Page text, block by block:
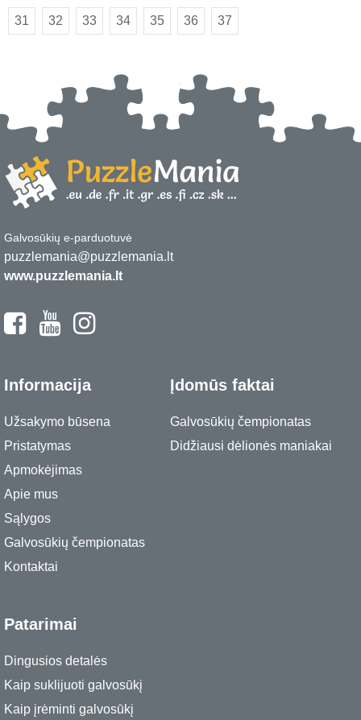
31 32 33 34 35 36 37
Galvosūkių e-parduotuvė
puzzlemania@puzzlemania.lt
www.puzzlemania.lt
Informacija
Užsakymo būsena
Pristatymas
Apmokėjimas
Apie mus
Sąlygos
Galvosūkių čempionatas
Kontaktai
Įdomūs faktai
Galvosūkių čempionatas
Didžiausi dėlionės maniakai
Patarimai
Dingusios detalės
Kaip suklijuoti galvosūkį
Kaip įrėminti galvosūkį